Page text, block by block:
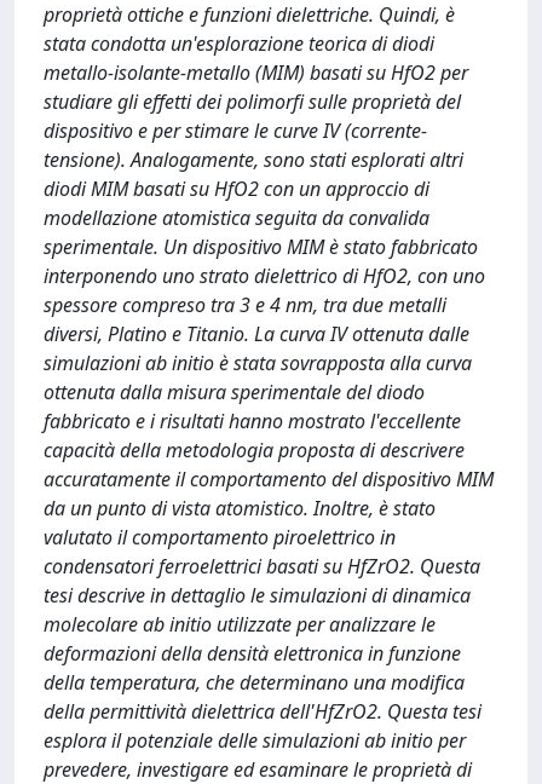
proprietà ottiche e funzioni dielettriche. Quindi, è
stata condotta un'esplorazione teorica di diodi
metallo-isolante-metallo (MIM) basati su HfO2 per
studiare gli effetti dei polimorfi sulle proprietà del
dispositivo e per stimare le curve IV (corrente-
tensione). Analogamente, sono stati esplorati altri
diodi MIM basati su HfO2 con un approccio di
modellazione atomistica seguita da convalida
sperimentale. Un dispositivo MIM è stato fabbricato
interponendo uno strato dielettrico di HfO2, con uno
spessore compreso tra 3 e 4 nm, tra due metalli
diversi, Platino e Titanio. La curva IV ottenuta dalle
simulazioni ab initio è stata sovrapposta alla curva
ottenuta dalla misura sperimentale del diodo
fabbricato e i risultati hanno mostrato l'eccellente
capacità della metodologia proposta di descrivere
accuratamente il comportamento del dispositivo MIM
da un punto di vista atomistico. Inoltre, è stato
valutato il comportamento piroelettrico in
condensatori ferroelettrici basati su HfZrO2. Questa
tesi descrive in dettaglio le simulazioni di dinamica
molecolare ab initio utilizzate per analizzare le
deformazioni della densità elettronica in funzione
della temperatura, che determinano una modifica
della permittività dielettrica dell'HfZrO2. Questa tesi
esplora il potenziale delle simulazioni ab initio per
prevedere, investigare ed esaminare le proprietà di